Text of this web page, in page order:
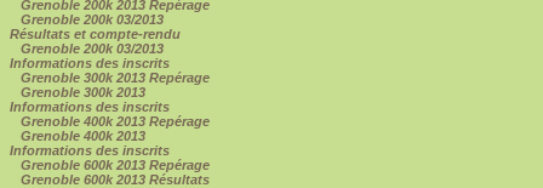
Grenoble 200k 2013 Repérage
Grenoble 200k 03/2013
Résultats et compte-rendu
Grenoble 200k 03/2013
Informations des inscrits
Grenoble 300k 2013 Repérage
Grenoble 300k 2013
Informations des inscrits
Grenoble 400k 2013 Repérage
Grenoble 400k 2013
Informations des inscrits
Grenoble 600k 2013 Repérage
Grenoble 600k 2013 Résultats